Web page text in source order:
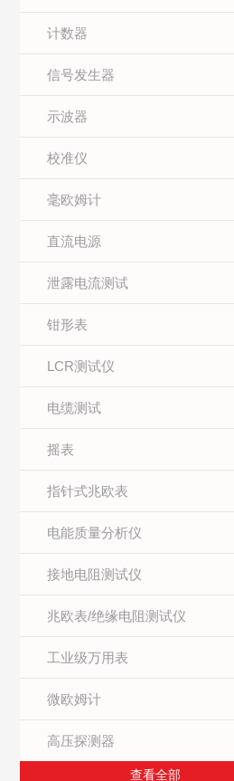
计数器
信号发生器
示波器
校准仪
毫欧姆计
直流电源
泄露电流测试
钳形表
LCR测试仪
电缆测试
摇表
指针式兆欧表
电能质量分析仪
接地电阻测试仪
兆欧表/绝缘电阻测试仪
工业级万用表
微欧姆计
高压探测器
查看全部